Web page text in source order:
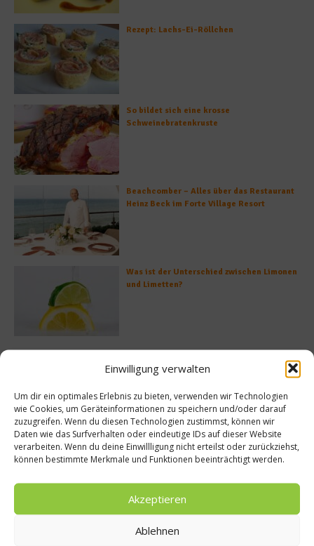
Einwilligung verwalten
Um dir ein optimales Erlebnis zu bieten, verwenden wir Technologien
wie Cookies, um Geräteinformationen zu speichern und/oder darauf
zuzugreifen. Wenn du diesen Technologien zustimmst, können wir
Daten wie das Surfverhalten oder eindeutige IDs auf dieser Website
verarbeiten. Wenn du deine Einwillligung nicht erteilst oder zurückziehst,
können bestimmte Merkmale und Funktionen beeinträchtigt werden.
Akzeptieren
Ablehnen
Rezept: Lachs-Ei-Röllchen
So bildet sich eine krosse
Schweinebratenkruste
Beachcomber – Alles über das Restaurant
Heinz Beck im Forte Village Resort
Was ist der Unterschied zwischen Limonen
und Limetten?
Reise
in Alta
27.